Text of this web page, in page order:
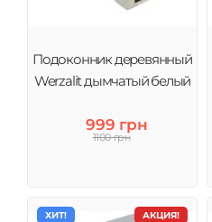
Подоконник деревянный
Werzalit дымчатый белый
999 грн
1100 грн
АКЦИЯ!
ХИТ!